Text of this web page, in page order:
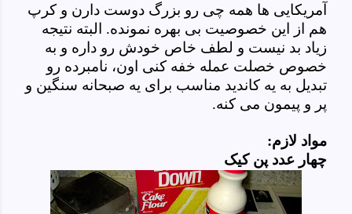
آمریکایی ها همه چی رو بزرگ دوست دارن و کرپ
هم از این خصوصیت بی بهره نمونده. البته نتیجه
زیاد بد نیست و لطف خاص خودش رو داره و به
خصوص خصلت عمله خفه کنی اون، نامبرده رو
تبدیل به یه کاندید مناسب برای یه صبحانه سنگین و
پر و پیمون می کنه.
مواد لازم:
چهار عدد پن کیک